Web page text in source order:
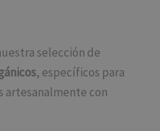
selección de
, específicos para
artesanalmente con